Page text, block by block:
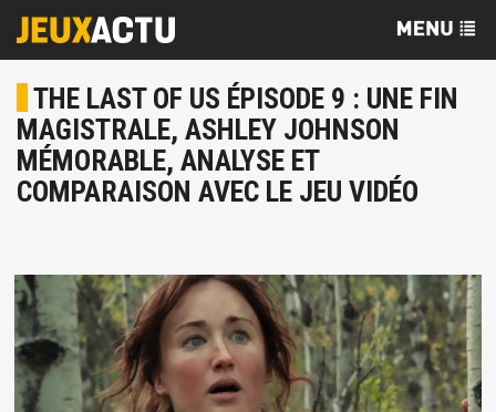
THE LAST OF US ÉPISODE 9 : UNE FIN
MAGISTRALE, ASHLEY JOHNSON
MÉMORABLE, ANALYSE ET
COMPARAISON AVEC LE JEU VIDÉO